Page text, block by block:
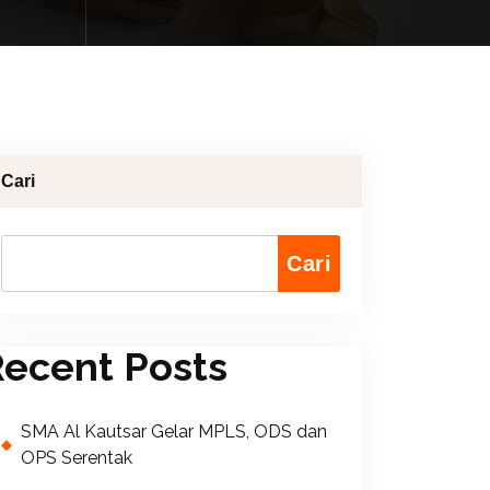
Cari
Cari
Posts
SMA Al Kautsar Gelar MPLS, ODS dan
OPS Serentak